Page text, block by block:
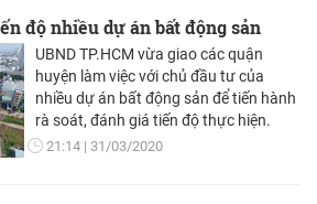
độ nhiều dự án bất động sản
UBND TP.HCM vừa giao các quận
huyện làm việc với chủ đầu tư của
nhiều dự án bất động sản để tiến hành
rà soát, đánh giá tiến độ thực hiện.
21:14 31/03/2020